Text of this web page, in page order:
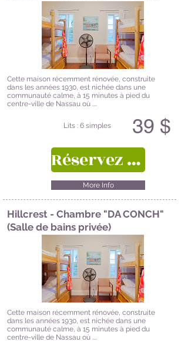
Cette maison récemment rénovée, construite
dans les années 1930, est nichée dans une
communauté calme, à 15 minutes à pied du
centre-ville de Nassau où ....
Lits : 6 simples 39 $
Réservez ici
More Info
Hillcrest - Chambre "DA CONCH"
(Salle de bains privée)
Cette maison récemment rénovée, construite
dans les années 1930, est nichée dans une
communauté calme, à 15 minutes à pied du
centre-ville de Nassau où ....